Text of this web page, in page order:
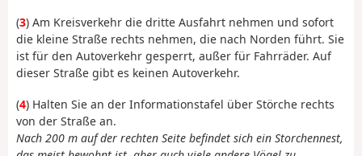
(3) Am Kreisverkehr die dritte Ausfahrt nehmen und sofort
die kleine Straße rechts nehmen, die nach Norden führt. Sie
ist für den Autoverkehr gesperrt, außer für Fahrräder. Auf
dieser Straße gibt es keinen Autoverkehr.
(4) Halten Sie an der Informationstafel über Störche rechts
von der Straße an.
Nach 200 m auf der rechten Seite befindet sich ein Storchennest,